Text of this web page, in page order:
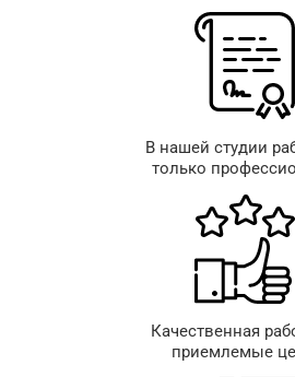
В нашей студии
только
Качественная
приемлемые